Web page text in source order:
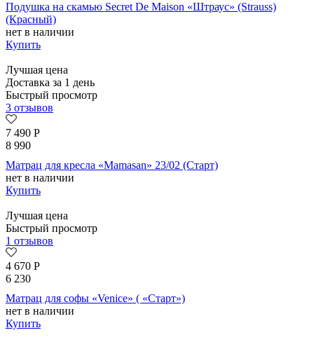
Подушка на скамью Secret De Maison «Штраус» (Strauss)
(Красный)
нет в наличии
Купить
Лучшая цена
Доставка за 1 день
Быстрый просмотр
3 отзывов
7 490 Р
8 990
Матрац для кресла «Mamasan» 23/02 (Старт)
нет в наличии
Купить
Лучшая цена
Быстрый просмотр
1 отзывов
4 670 Р
6 230
Матрац для софы «Venice» ( «Старт»)
нет в наличии
Купить